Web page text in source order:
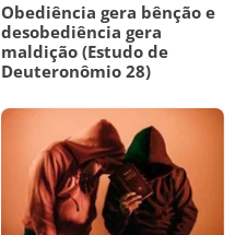
Obediência gera bênção e
desobediência gera
maldição (Estudo de
Deuteronômio 28)